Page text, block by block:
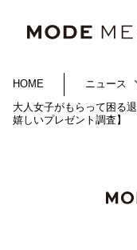
HOME
ニュース
大人女子がもらって困る
嬉しいプレゼント調査】